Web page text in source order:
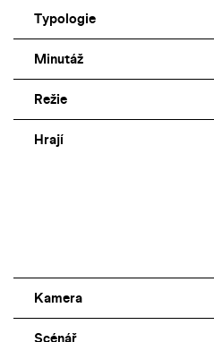
Typologie
Minutáž
Režie
Hrají
Kamera